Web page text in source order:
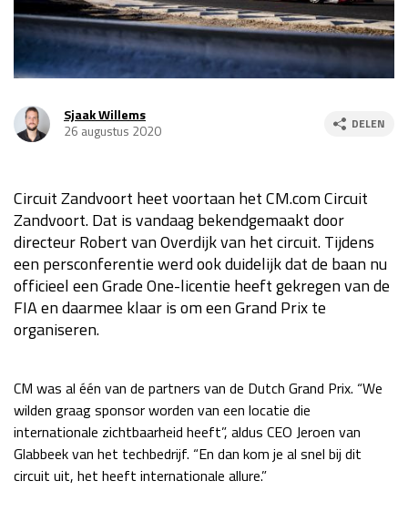
Race
za 13:00 - 15:00
Race
zo 21:00 - 23:00
GP MEXICO 2026 30 okt - 01 nov
Kwalificatie
za 22:00 - 23:00
Race
zo 21:00 - 23:00
Kwalificatie
za 19:00 - 20:00
Race
zo 18:00 - 20:00
LAS VEGAS GRAND PRIX 2026 20 - 22 nov
Kwalificatie
GP ABU DHABI 2026 04 - 06 dec
Sjaak Willems
26 augustus 2020
DELEN
Circuit Zandvoort heet voortaan het CM.com Circuit
Zandvoort. Dat is vandaag bekendgemaakt door
directeur Robert van Overdijk van het circuit. Tijdens
een persconferentie werd ook duidelijk dat de baan nu
officieel een Grade One-licentie heeft gekregen van de
FIA en daarmee klaar is om een Grand Prix te
organiseren.
CM was al één van de partners van de Dutch Grand Prix. “We
wilden graag sponsor worden van een locatie die
internationale zichtbaarheid heeft”, aldus CEO Jeroen van
Glabbeek van het techbedrijf. “En dan kom je al snel bij dit
circuit uit, het heeft internationale allure.”